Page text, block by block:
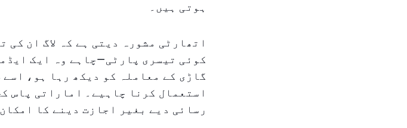
ہوتی ہیں۔
اتھارٹی مشورہ دیتی ہے کہ لاگ ان کی
کوئی تیسری پارٹی—چاہے وہ ایک
گاڑی کے معاملہ کو دیکھ رہا ہو،
استعمال کرنا چاہیے۔ اماراتی پاس
رسائی دیے بغیر اجازت دینے کا